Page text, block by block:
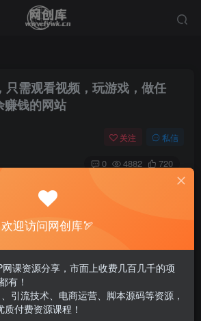
只需观看视频，玩游戏，做任
赚钱的网站
关注 私信
0 4882 720
欢迎访问网创库🏹
课资源分享，市面上收费几百几千的项
有！
引流技术、电商运营、脚本源码等资源，
付费资源课程！